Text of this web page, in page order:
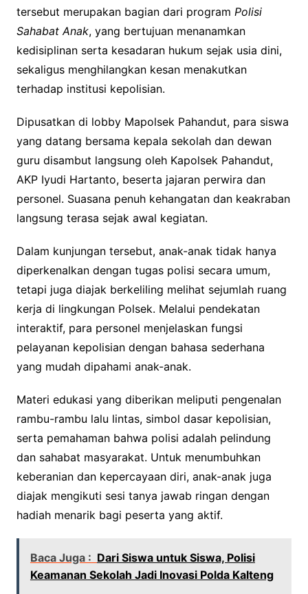
tersebut merupakan bagian dari program Polisi
Sahabat Anak, yang bertujuan menanamkan
kedisiplinan serta kesadaran hukum sejak usia dini,
sekaligus menghilangkan kesan menakutkan
terhadap institusi kepolisian.
Dipusatkan di lobby Mapolsek Pahandut, para siswa
yang datang bersama kepala sekolah dan dewan
guru disambut langsung oleh Kapolsek Pahandut,
AKP Iyudi Hartanto, beserta jajaran perwira dan
personel. Suasana penuh kehangatan dan keakraban
langsung terasa sejak awal kegiatan.
Dalam kunjungan tersebut, anak-anak tidak hanya
diperkenalkan dengan tugas polisi secara umum,
tetapi juga diajak berkeliling melihat sejumlah ruang
kerja di lingkungan Polsek. Melalui pendekatan
interaktif, para personel menjelaskan fungsi
pelayanan kepolisian dengan bahasa sederhana
yang mudah dipahami anak-anak.
Materi edukasi yang diberikan meliputi pengenalan
rambu-rambu lalu lintas, simbol dasar kepolisian,
serta pemahaman bahwa polisi adalah pelindung
dan sahabat masyarakat. Untuk menumbuhkan
keberanian dan kepercayaan diri, anak-anak juga
diajak mengikuti sesi tanya jawab ringan dengan
hadiah menarik bagi peserta yang aktif.
Baca Juga : Dari Siswa untuk Siswa, Polisi
Keamanan Sekolah Jadi Inovasi Polda Kalteng